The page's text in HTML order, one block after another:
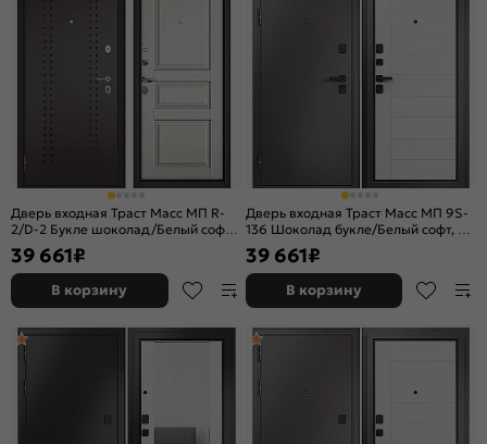
Дверь входная Траст Масс МП R-
2/D-2 Букле шоколад/Белый софт,
2 замка, с ночной задвижкой
39 661₽
В корзину
Дверь входная Траст Масс МП 9S-
136 Шоколад букле/Белый софт, 2
замка, с ночной задвижкой
39 661₽
В корзину